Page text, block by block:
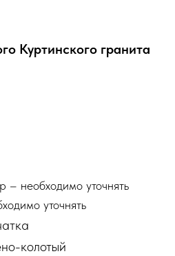
Куртинского гранита
необходимо уточнять
уточнять
колотый